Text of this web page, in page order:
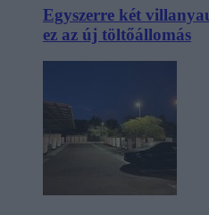
Egyszerre két
ez az új töltőállomás